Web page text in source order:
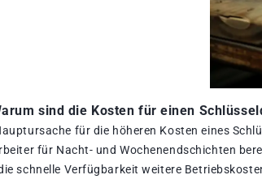
sind die Kosten für einen
für die höheren Kosten eines
für Nacht- und Wochenendschichten
schnelle Verfügbarkeit weitere